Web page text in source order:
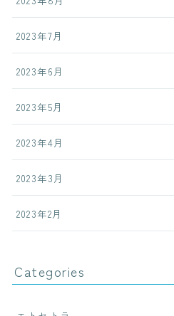
2023年7月
2023年6月
2023年5月
2023年4月
2023年3月
2023年2月
Categories